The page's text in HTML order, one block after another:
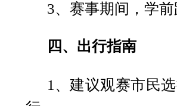
3、赛事期间，学
四、出行指南
1、建议观赛市民